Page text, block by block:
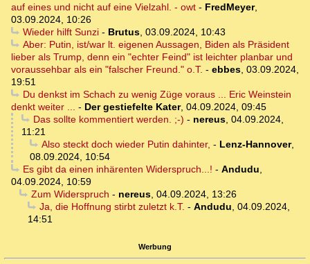
auf eines und nicht auf eine Vielzahl. - owt - FredMeyer,
03.09.2024, 10:26
Wieder hilft Sunzi- Brutus, 03.09.2024, 10:43
Aber: Putin, ist/war lt. eigenen Aussagen, Biden als Präsident
lieber als Trump, denn ein "echter Feind" ist leichter planbar und
voraussehbar als ein "falscher Freund." o.T. - ebbes, 03.09.2024,
19:51
Du denkst im Schach zu wenig Züge voraus ... Eric Weinstein
denkt weiter ... - Der gestiefelte Kater, 04.09.2024, 09:45
Das sollte kommentiert werden. ;-) - nereus, 04.09.2024,
11:21
Also steckt doch wieder Putin dahinter, - Lenz-Hannover,
08.09.2024, 10:54
Es gibt da einen inhärenten Widerspruch...! - Andudu,
04.09.2024, 10:59
Zum Widerspruch - nereus, 04.09.2024, 13:26
Ja, die Hoffnung stirbt zuletzt k.T. - Andudu, 04.09.2024,
14:51
Werbung